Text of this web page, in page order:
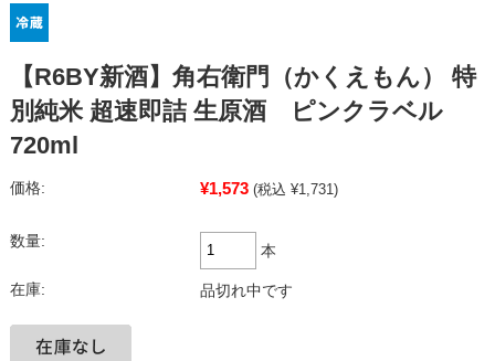
【R6BY新酒】角右衛門（かくえもん） 特
別純米 超速即詰 生原酒 ピンクラベル
720ml
価格: ¥1,573 (税込 ¥1,731)
数量:
本
在庫: 品切れ中です